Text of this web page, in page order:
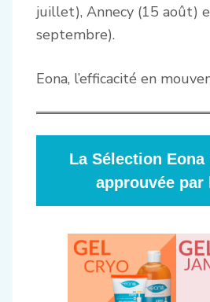
juillet), Annecy (15 août)
septembre).
Eona, l’efficacité en
La Sélection
approuvée par